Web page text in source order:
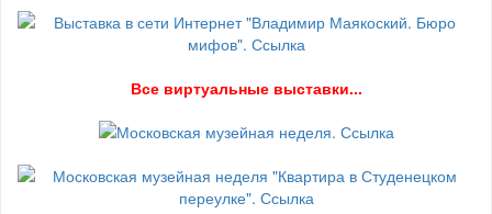
Все виртуальные выставки...